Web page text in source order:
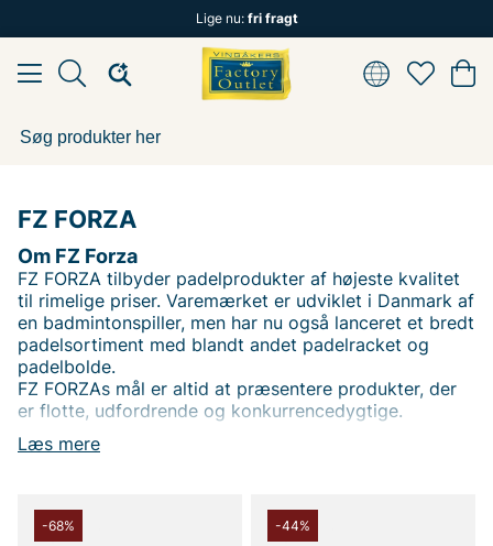
Lige nu: fri fragt
FZ FORZA
Læs mere
Om FZ Forza
FZ FORZA tilbyder padelprodukter af højeste kvalitet
til rimelige priser. Varemærket er udviklet i Danmark af
en badmintonspiller, men har nu også lanceret et bredt
padelsortiment med blandt andet padelracket og
padelbolde.
FZ FORZAs mål er altid at præsentere produkter, der
er flotte, udfordrende og konkurrencedygtige.
Lee-68% -44%